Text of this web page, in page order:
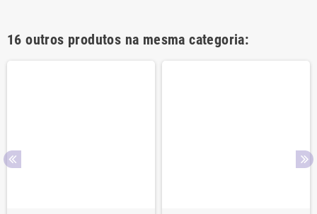
16 outros produtos na mesma categoria: